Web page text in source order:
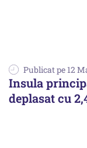
Publicat pe 12
Insula
deplasat cu